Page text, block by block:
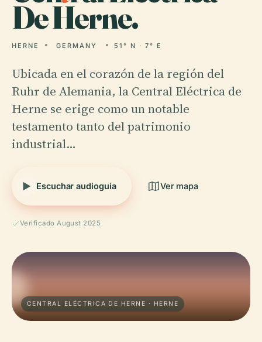
De Herne.
HERNE GERMANY 51° N · 7° E
Ubicada en el corazón de la región del
Ruhr de Alemania, la Central Eléctrica de
Herne se erige como un notable
testamento tanto del patrimonio
industrial…
Escuchar audioguía Ver mapa
Verificado August 2025
CENTRAL ELÉCTRICA DE HERNE · HERNE